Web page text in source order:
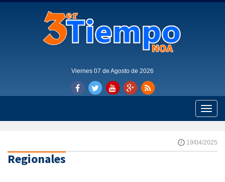
Viernes 07 de Agosto de 2026
Toggle
19/04/2025
Regionales